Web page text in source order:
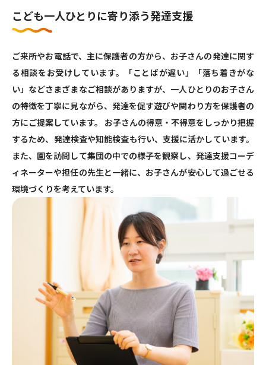
こども一人ひとりに寄り添う発達支援
ご来所やお電話で、主に保護者の方から、お子さんの発達に関す
る相談をお受けしています。「ことばが遅い」「落ち着きがな
い」などさまざまなご相談がありますが、一人ひとりのお子さん
の特徴を丁寧に見ながら、発達を促す遊びや関わり方を保護者の
方にご提案しています。 お子さんの得意・不得意をしっかり把握
するため、発達検査や知能検査も行い、支援に活かしています。
また、園を訪問して集団の中での様子を観察し、発達支援コーデ
ィネーターや担任の先生と一緒に、お子さんが安心して過ごせる
環境づくりを考えています。